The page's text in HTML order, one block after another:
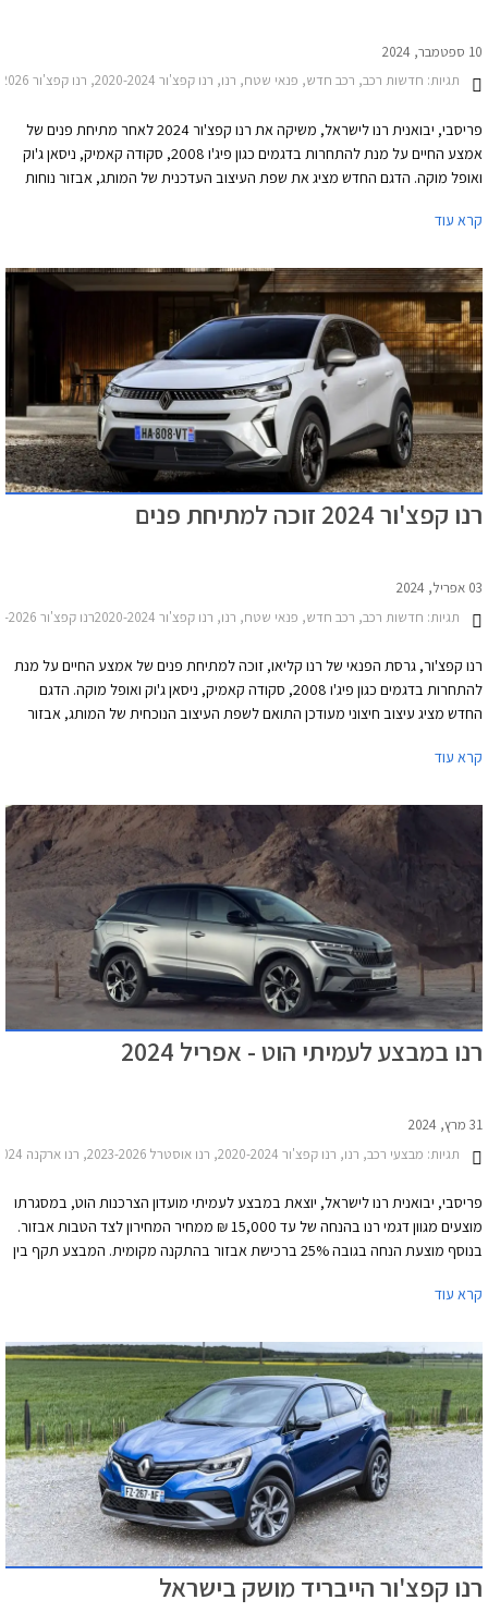
10 ספטמבר, 2024
תגיות: חדשות רכב, רכב חדש, פנאי שטח, רנו, רנו קפצ'ור 2020-2024, רנו קפצ'ור 2024-2026מחירון רכב
פריסבי, יבואנית רנו לישראל, משיקה את רנו קפצ'ור 2024 לאחר מתיחת פנים של
אמצע החיים על מנת להתחרות בדגמים כגון פיג'ו 2008, סקודה קאמיק, ניסאן ג'וק
ואופל מוקה. הדגם החדש מציג את שפת העיצוב העדכנית של המותג, אבזור נוחות
קרא עוד
רנו קפצ'ור 2024 זוכה למתיחת פנים
03 אפריל, 2024
תגיות: חדשות רכב, רכב חדש, פנאי שטח, רנו, רנו קפצ'ור 2020-2024רנו קפצ'ור 2024-2026
רנו קפצ'ור, גרסת הפנאי של רנו קליאו, זוכה למתיחת פנים של אמצע החיים על מנת
להתחרות בדגמים כגון פיג'ו 2008, סקודה קאמיק, ניסאן ג'וק ואופל מוקה. הדגם
החדש מציג עיצוב חיצוני מעודכן התואם לשפת העיצוב הנוכחית של המותג, אבזור
היוצא.
קרא עוד
רנו במבצע לעמיתי הוט - אפריל 2024
31 מרץ, 2024
תגיות: מבצעי רכב, רנו, רנו קפצ'ור 2020-2024, רנו אוסטרל 2023-2026, רנו ארקנה 2022-2024, רנו מגאן גרנד קופה 2021-2024, רנו מגאן ספורט 2019-2024רנו קליאו 5 דלתות 2020-2024
פריסבי, יבואנית רנו לישראל, יוצאת במבצע לעמיתי מועדון הצרכנות הוט, במסגרתו
מוצעים מגוון דגמי רנו בהנחה של עד 15,000 ₪ ממחיר המחירון לצד הטבות אבזור.
בנוסף מוצעת הנחה בגובה 25% ברכישת אבזור בהתקנה מקומית. המבצע תקף בין
קרא עוד
רנו קפצ'ור הייבריד מושק בישראל